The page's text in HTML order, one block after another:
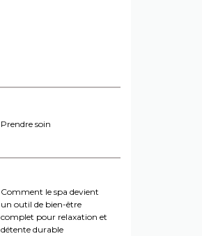
Prendre soin
Comment le spa devient
un outil de bien-être
complet pour relaxation et
détente durable